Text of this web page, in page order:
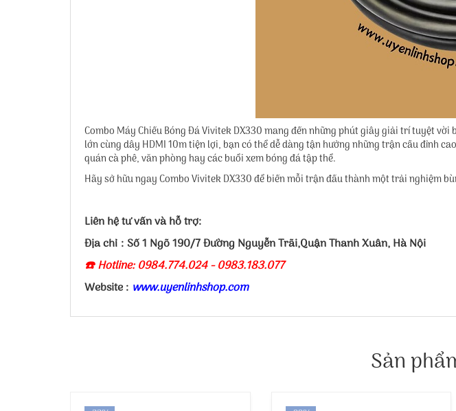
Combo Máy Chiếu Bóng Đá Vivitek DX330 mang đến những phút giây giải trí tuyệt
lớn cùng dây HDMI 10m tiện lợi, bạn có thể dễ dàng tận hưởng những trận cầu đỉnh
quán cà phê, văn phòng hay các buổi xem bóng đá tập thể.
Hãy sở hữu ngay Combo Vivitek DX330 để biến mỗi trận đấu thành một trải nghiệm
Liên hệ tư vấn và hỗ trợ:
Địa chỉ : Số 1 Ngõ 190/7 Đường Nguyễn Trãi,Quận Thanh Xuân, Hà Nội
☎️ Hotline: 0984.774.024 - 0983.183.077
Website : www.uyenlinhshop.com
Sản